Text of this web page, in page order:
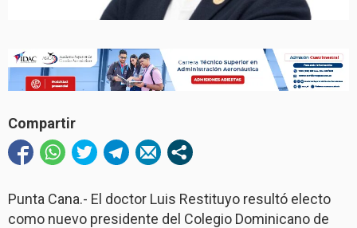
Compartir
Punta Cana.- El doctor Luis Restituyo resultó electo
como nuevo presidente del Colegio Dominicano de